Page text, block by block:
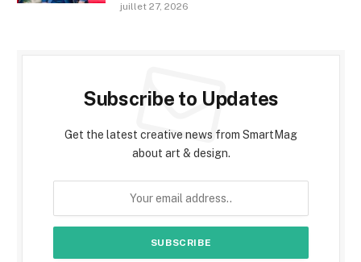
juillet 27, 2026
Subscribe to Updates
Get the latest creative news from SmartMag
about art & design.